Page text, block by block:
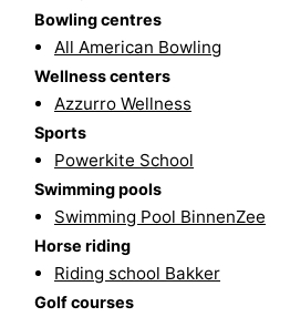
Nature
Hollands
Duin
Katwijk
Scheveningen
The
Hague
Rotterdam
Bowling centres
All American Bowling
Wellness centers
Azzurro Wellness
Sports
Powerkite School
Swimming pools
Swimming Pool BinnenZee
Horse riding
Riding school Bakker
Golf courses